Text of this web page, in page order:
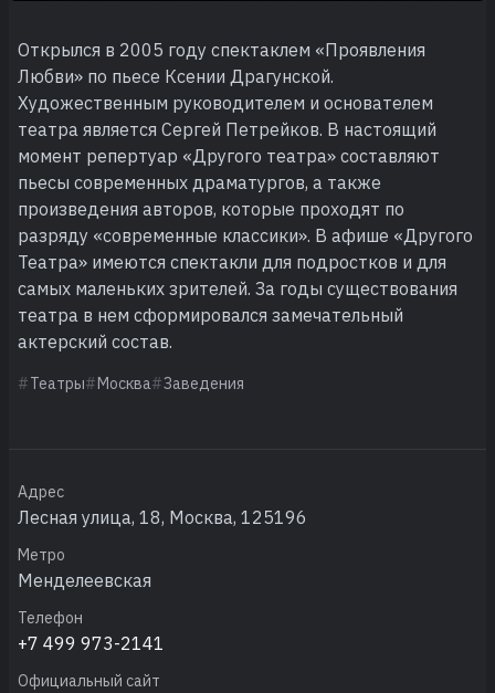
Открылся в 2005 году спектаклем «Проявления
Любви» по пьесе Ксении Драгунской.
Художественным руководителем и основателем
театра является Сергей Петрейков. В настоящий
момент репертуар «Другого театра» составляют
пьесы современных драматургов, а также
произведения авторов, которые проходят по
разряду «современные классики». В афише «Другого
Театра» имеются спектакли для подростков и для
самых маленьких зрителей. За годы существования
театра в нем сформировался замечательный
актерский состав.
Театры Москва Заведения
Адрес
Лесная улица, 18, Москва, 125196
Метро
Менделеевская
Телефон
+7 499 973-2141
Официальный сайт